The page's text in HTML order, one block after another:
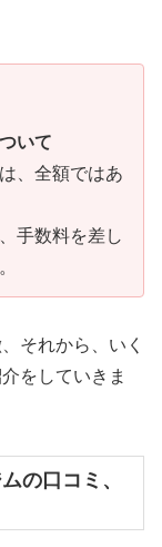
いて
、全額ではあ
手数料を差し
それから、いく
をしていきま
の口コミ、